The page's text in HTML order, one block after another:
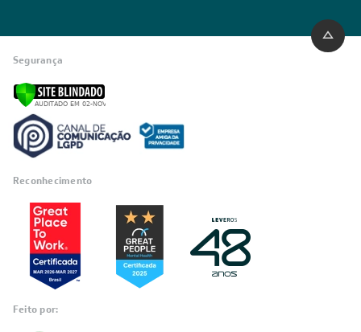
Segurança
Reconhecimento
Feito por: